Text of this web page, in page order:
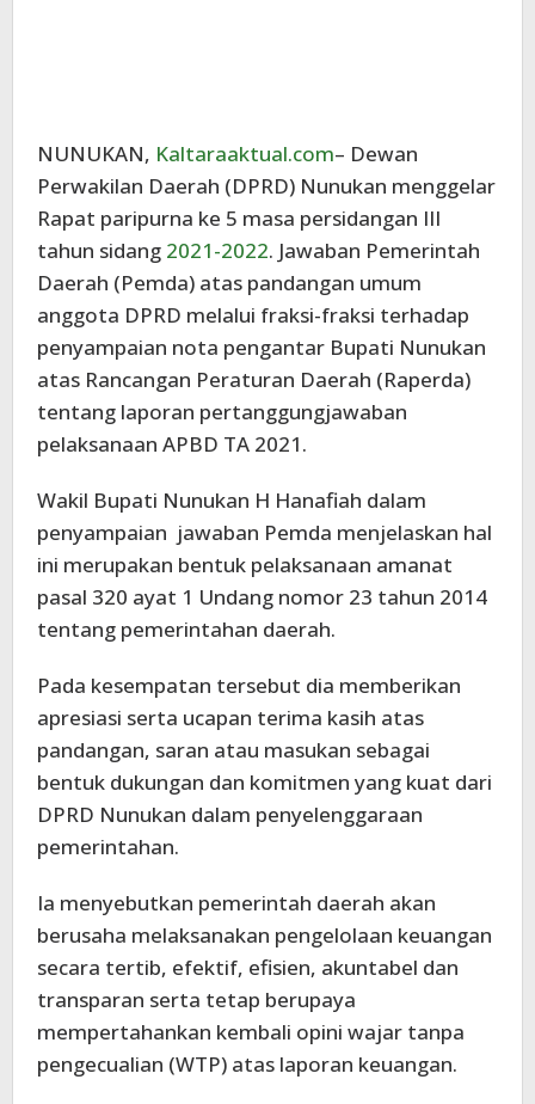
NUNUKAN, Kaltaraaktual.com– Dewan
Perwakilan Daerah (DPRD) Nunukan menggelar
Rapat paripurna ke 5 masa persidangan III
tahun sidang 2021-2022. Jawaban Pemerintah
Daerah (Pemda) atas pandangan umum
anggota DPRD melalui fraksi-fraksi terhadap
penyampaian nota pengantar Bupati Nunukan
atas Rancangan Peraturan Daerah (Raperda)
tentang laporan pertanggungjawaban
pelaksanaan APBD TA 2021.
Wakil Bupati Nunukan H Hanafiah dalam
penyampaian jawaban Pemda menjelaskan hal
ini merupakan bentuk pelaksanaan amanat
pasal 320 ayat 1 Undang nomor 23 tahun 2014
tentang pemerintahan daerah.
Pada kesempatan tersebut dia memberikan
apresiasi serta ucapan terima kasih atas
pandangan, saran atau masukan sebagai
bentuk dukungan dan komitmen yang kuat dari
DPRD Nunukan dalam penyelenggaraan
pemerintahan.
Ia menyebutkan pemerintah daerah akan
berusaha melaksanakan pengelolaan keuangan
secara tertib, efektif, efisien, akuntabel dan
transparan serta tetap berupaya
mempertahankan kembali opini wajar tanpa
pengecualian (WTP) atas laporan keuangan.